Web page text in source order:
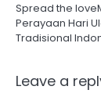
Spread the
Perayaan Hari
Tradisional
Leave a